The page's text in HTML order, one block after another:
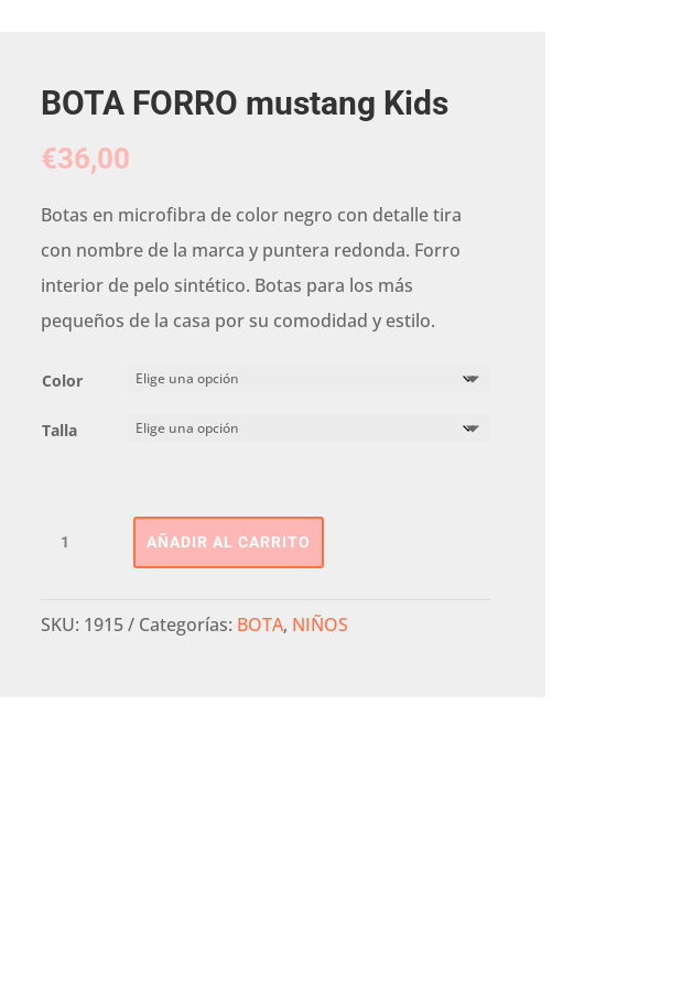
BOTA FORRO mustang Kids
€36,00
Botas en microfibra de color negro con detalle tira
con nombre de la marca y puntera redonda. Forro
interior de pelo sintético. Botas para los más
pequeños de la casa por su comodidad y estilo.
Color
Talla
FORRO
cantidad
AÑADIR AL CARRITO
SKU: 1915 Categorías: BOTA, NIÑOS